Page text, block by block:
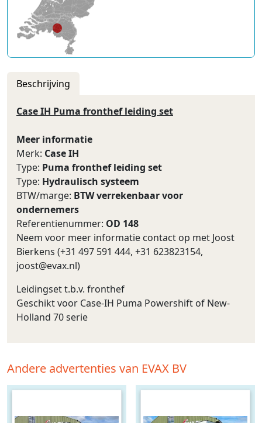
Beschrijving
Case IH Puma fronthef leiding set
Meer informatie
Merk: Case IH
Type: Puma fronthef leiding set
Type: Hydraulisch systeem
BTW/marge: BTW verrekenbaar voor
ondernemers
Referentienummer: OD 148
Neem voor meer informatie contact op met Joost
Bierkens (+31 497 591 444, +31 623823154,
joost@evax.nl)
Leidingset t.b.v. fronthef
Geschikt voor Case-IH Puma Powershift of New-
Holland 70 serie
Andere advertenties van EVAX BV